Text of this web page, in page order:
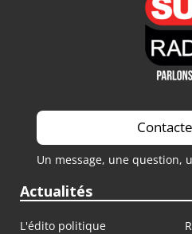
Un message, une question,
Actualités
L'édito politique